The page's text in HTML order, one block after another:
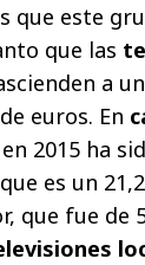
que este
que las
a
euros. En
2015 ha
es un
que fue de